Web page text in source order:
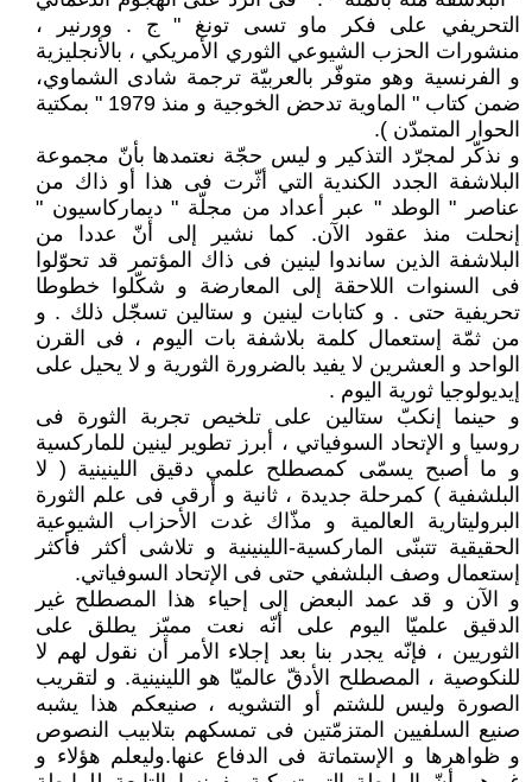
التحريفي على فكر ماو تسى تونغ " ج . وورنير ،
منشورات الحزب الشيوعي الثوري الأمريكي ، بالأنجليزية
و الفرنسية وهو متوفّر بالعربيّة ترجمة شادى الشماوي،
ضمن كتاب " الماوية تدحض الخوجية و منذ 1979 " بمكتية
الحوار المتمدّن ).
و نذكّر لمجرّد التذكير و ليس حجّة نعتمدها بأنّ مجموعة
البلاشفة الجدد الكندية التي أثّرت فى هذا أو ذاك من
عناصر " الوطد " عبر أعداد من مجلّة " ديماركاسيون "
إنحلت منذ عقود الآن. كما نشير إلى أنّ عددا من
البلاشفة الذين ساندوا لينين فى ذاك المؤتمر قد تحوّلوا
فى السنوات اللاحقة إلى المعارضة و شكّلوا خطوطا
تحريفية حتى . و كتابات لينين و ستالين تسجّل ذلك . و
من ثمّة إستعمال كلمة بلاشفة بات اليوم ، فى القرن
الواحد و العشرين لا يفيد بالضرورة الثورية و لا يحيل على
إيديولوجيا ثورية اليوم .
و حينما إنكبّ ستالين على تلخيص تجربة الثورة فى
روسيا و الإتحاد السوفياتي ، أبرز تطوير لينين للماركسية
و ما أصبح يسمّى كمصطلح علمي دقيق اللينينية ( لا
البلشفية ) كمرحلة جديدة ، ثانية و أرقى فى علم الثورة
البروليتارية العالمية و مذّاك غدت الأحزاب الشيوعية
الحقيقية تتبنّى الماركسية-اللينينية و تلاشى أكثر فأكثر
إستعمال وصف البلشفي حتى فى الإتحاد السوفياتي.
و الآن و قد عمد البعض إلى إحياء هذا المصطلح غير
الدقيق علميّا اليوم على أنّه نعت مميّز يطلق على
الثوريين ، فإنّه يجدر بنا بعد إجلاء الأمر أن نقول لهم لا
للنكوصية ، المصطلح الأدقّ عالميّا هو اللينينية. و لتقريب
الصورة وليس للشتم أو التشويه ، صنيعكم هذا يشبه
صنيع السلفيين المتزمّتين فى تمسكهم بتلابيب النصوص
و ظواهرها و الإستماتة فى الدفاع عنها.وليعلم هؤلاء و